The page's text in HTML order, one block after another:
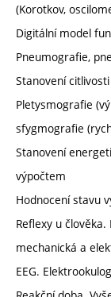
(Korotkov,
Digitální model
Pneumografie,
Stanovení
Pletysmografie
sfygmografie
Stanovení
výpočtem
Hodnocení stavu
Reflexy u
mechanická a
EEG.